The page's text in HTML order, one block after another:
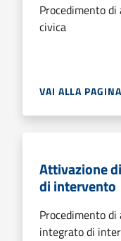
Procedimento
civica
VAI ALLA PAGINA
Attivazione
di intervento
Procedimento
integrato di